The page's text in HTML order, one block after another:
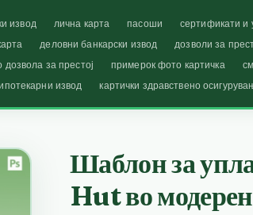
извод лична карта пасоши сертификати и
деловни банкарски извод дозволи за
за престој примерок фото картичка
извод картички здравствено
Шаблон за
Hut во